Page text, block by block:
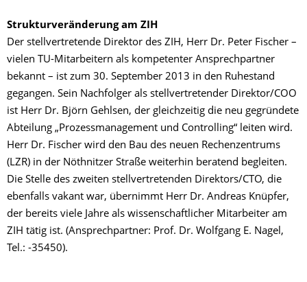
Strukturveränderung am ZIH
Der stellvertretende Direktor des ZIH, Herr Dr. Peter Fischer –
vielen TU-Mitarbeitern als kompetenter Ansprechpartner
bekannt – ist zum 30. September 2013 in den Ruhestand
gegangen. Sein Nachfolger als stellvertretender Direktor/COO
ist Herr Dr. Björn Gehlsen, der gleichzeitig die neu gegründete
Abteilung „Prozessmanagement und Controlling“ leiten wird.
Herr Dr. Fischer wird den Bau des neuen Rechenzentrums
(LZR) in der Nöthnitzer Straße weiterhin beratend begleiten.
Die Stelle des zweiten stellvertretenden Direktors/CTO, die
ebenfalls vakant war, übernimmt Herr Dr. Andreas Knüpfer,
der bereits viele Jahre als wissenschaftlicher Mitarbeiter am
ZIH tätig ist. (Ansprechpartner: Prof. Dr. Wolfgang E. Nagel,
Tel.: -35450).